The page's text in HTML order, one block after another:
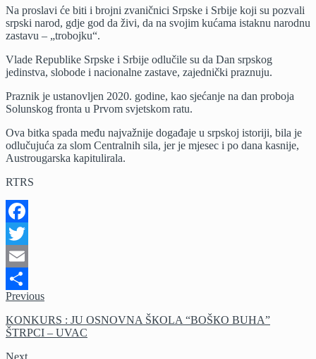
Na proslavi će biti i brojni zvaničnici Srpske i Srbije koji su pozvali
srpski narod, gdje god da živi, da na svojim kućama istaknu narodnu
zastavu – „trobojku“.
Vlade Republike Srpske i Srbije odlučile su da Dan srpskog
jedinstva, slobode i nacionalne zastave, zajednički praznuju.
Praznik je ustanovljen 2020. godine, kao sjećanje na dan proboja
Solunskog fronta u Prvom svjetskom ratu.
Ova bitka spada među najvažnije događaje u srpskoj istoriji, bila je
odlučujuća za slom Centralnih sila, jer je mjesec i po dana kasnije,
Austrougarska kapitulirala.
RTRS
Facebook
Twitter
Email
Share
Previous
KONKURS : JU OSNOVNA ŠКOLA “BOŠКO BUHA”
ŠTRPCI – UVAC
Next